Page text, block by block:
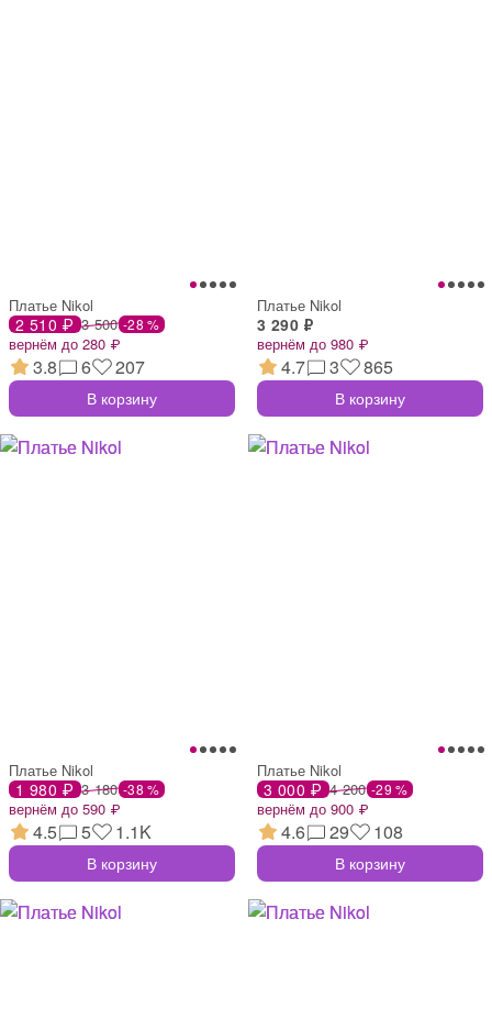
Платье Nikol
2 510 ₽ 3 500 -28 %
вернём до 280 ₽
3.8 6 207
В корзину
Платье Nikol
3 290 ₽
вернём до 980 ₽
4.7 3 865
В корзину
Платье Nikol
1 980 ₽ 3 180 -38 %
вернём до 590 ₽
4.5 5 1.1K
В корзину
Платье Nikol
3 000 ₽ 4 200 -29 %
вернём до 900 ₽
4.6 29 108
В корзину